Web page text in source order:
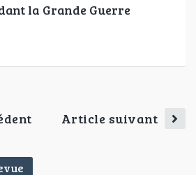
la Grande Guerre
Article suivant